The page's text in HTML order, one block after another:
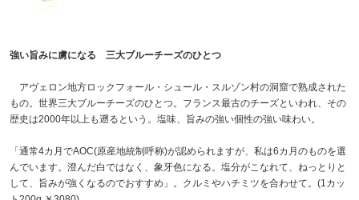
強い旨みに虜になる 三大ブルーチーズのひとつ
アヴェロン地方ロックフォール・シュール・スルゾン村の洞窟で熟成された
もの。世界三大ブルーチーズのひとつ。フランス最古のチーズといわれ、その
歴史は2000年以上も遡るという。塩味、旨みの強い個性の強い味わい。
「通常4カ月でAOC(原産地統制呼称)が認められますが、私は6カ月のものを選
んでいます。澄んだ白ではなく、象牙色になる。塩分がこなれて、ねっとりと
して、旨みが強くなるのでおすすめ」。クルミやハチミツを合わせて。(1カッ